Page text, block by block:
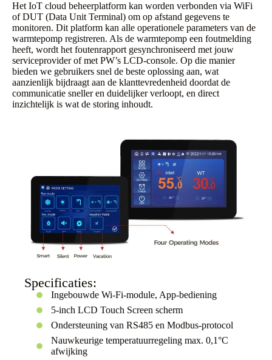
Het IoT cloud beheerplatform kan worden verbonden via WiFi
of DUT (Data Unit Terminal) om op afstand gegevens te
monitoren. Dit platform kan alle operationele parameters van de
warmtepomp registreren. Als de warmtepomp een foutmelding
heeft, wordt het foutenrapport gesynchroniseerd met jouw
serviceprovider of met PW’s LCD-console. Op die manier
bieden we gebruikers snel de beste oplossing aan, wat
aanzienlijk bijdraagt aan de klanttevredenheid doordat de
communicatie sneller en duidelijker verloopt, en direct
inzichtelijk is wat de storing inhoudt.
Specificaties:
Ingebouwde Wi-Fi-module, App-bediening
5-inch LCD Touch Screen scherm
Ondersteuning van RS485 en Modbus-protocol
Nauwkeurige temperatuurregeling max. 0,1°C
afwijking